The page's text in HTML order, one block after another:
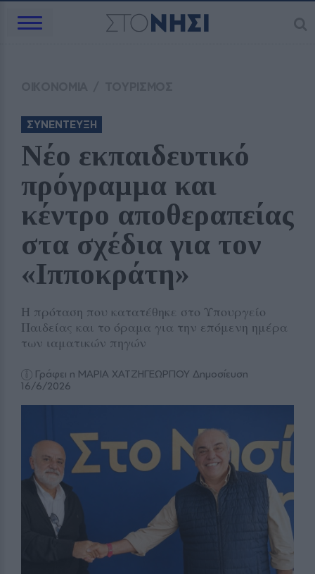
ΣΥΝΕΝΤΕΥΞΗ
Νέο εκπαιδευτικό
πρόγραμμα και
κέντρο αποθεραπείας
στα σχέδια για τον
«Ιπποκράτη»
Η πρόταση που κατατέθηκε στο Υπουργείο
Παιδείας και το όραμα για την επόμενη ημέρα
των ιαματικών πηγών
Γράφει η ΜΑΡΙΑ ΧΑΤΖΗΓΕΩΡΓΙΟΥ Δημοσίευση
16/6/2026